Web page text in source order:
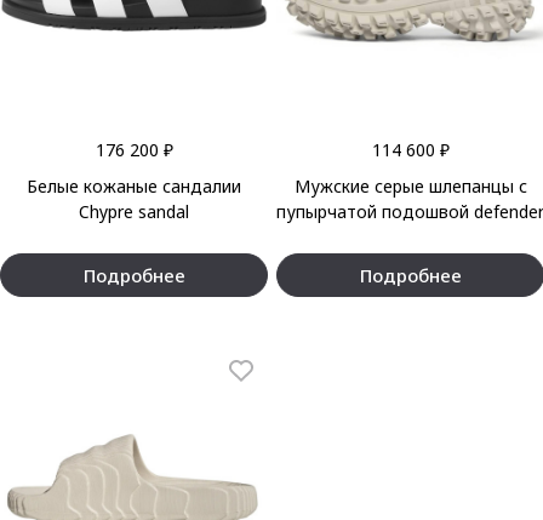
176 200 ₽
Белые кожаные сандалии
Chypre sandal
Подробнее
114 600 ₽
Мужские серые шлепанцы с
пупырчатой подошвой defender
Подробнее